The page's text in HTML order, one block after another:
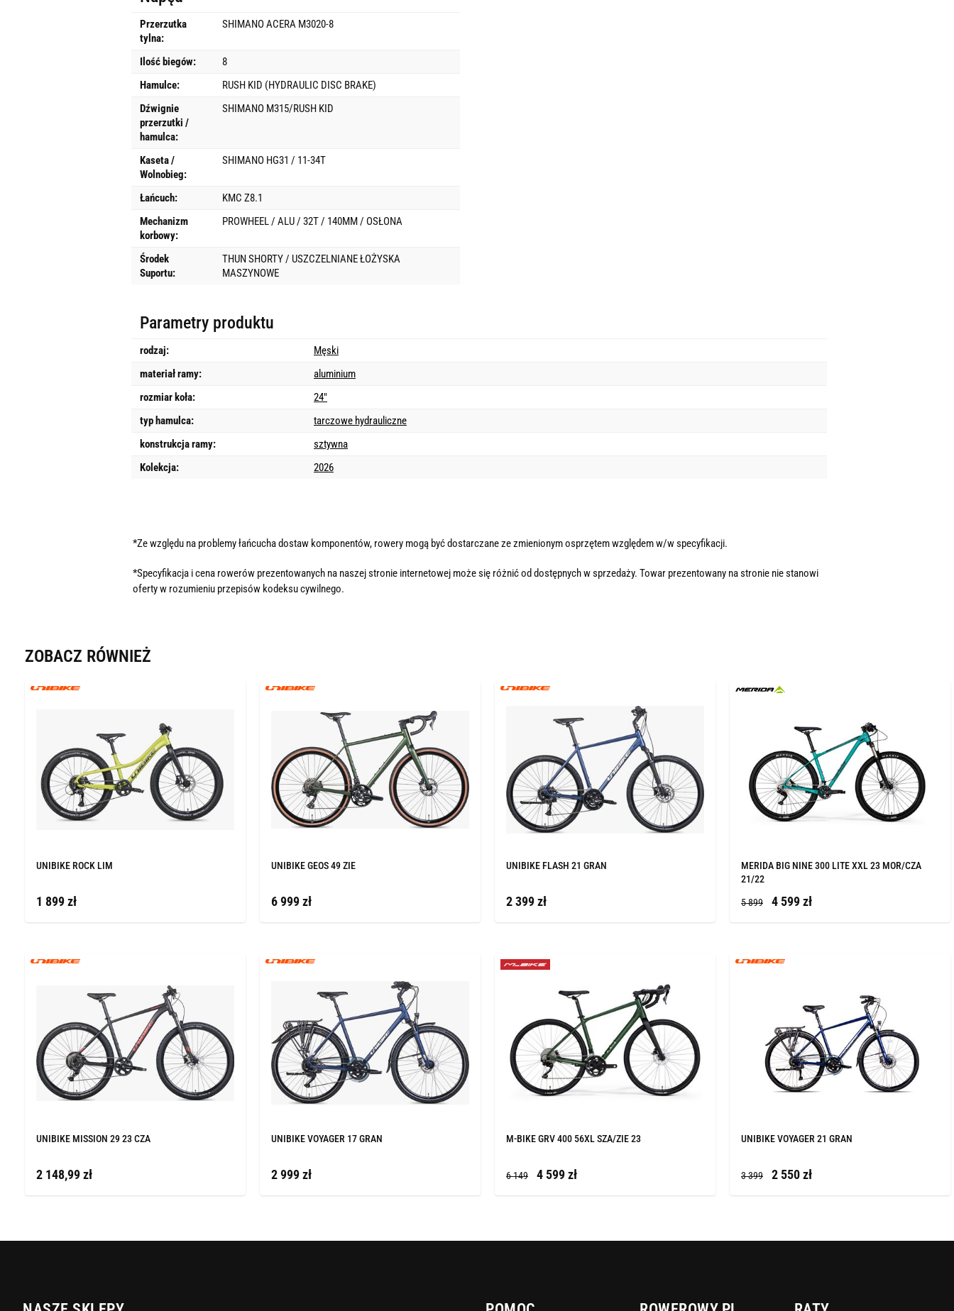
Przerzutka
tylna:
SHIMANO ACERA M3020-8
Ilość biegów:
8
Hamulce:
RUSH KID (HYDRAULIC DISC BRAKE)
Dźwignie
przerzutki /
hamulca:
SHIMANO M315/RUSH KID
Kaseta /
Wolnobieg:
SHIMANO HG31 / 11-34T
Łańcuch:
KMC Z8.1
Mechanizm
korbowy:
PROWHEEL / ALU / 32T / 140MM / OSŁONA
Środek
Suportu:
THUN SHORTY / USZCZELNIANE ŁOŻYSKA
MASZYNOWE
Parametry produktu
rodzaj:
Męski
materiał ramy:
aluminium
rozmiar koła:
24"
typ hamulca:
tarczowe hydrauliczne
konstrukcja ramy:
sztywna
Kolekcja:
2026
*Ze względu na problemy łańcucha dostaw komponentów, rowery mogą być dostarczane ze zmienionym osprzętem względem w/w specyfikacji.
*Specyfikacja i cena rowerów prezentowanych na naszej stronie internetowej może się różnić od dostępnych w sprzedaży. Towar prezentowany na stronie nie stanowi
oferty w rozumieniu przepisów kodeksu cywilnego.
ZOBACZ RÓWNIEŻ
UNIBIKE ROCK LIM
1 899 zł
UNIBIKE GEOS 49 ZIE
6 999 zł
UNIBIKE FLASH 21 GRAN
2 399 zł
MERIDA BIG NINE 300 LITE XXL 23 MOR/CZA
21/22
5 899 4 599 zł
UNIBIKE MISSION 29 23 CZA
2 148,99 zł
UNIBIKE VOYAGER 17 GRAN
2 999 zł
M-BIKE GRV 400 56XL SZA/ZIE 23
6 149 4 599 zł
UNIBIKE VOYAGER 21 GRAN
3 399 2 550 zł